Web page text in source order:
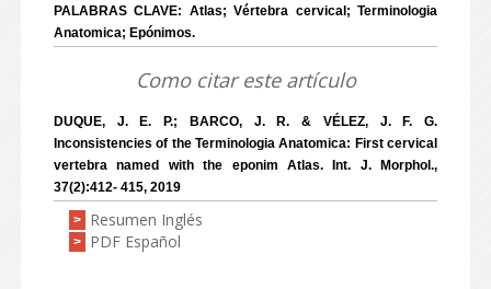
PALABRAS CLAVE: Atlas; Vértebra cervical; Terminologia
Anatomica; Epónimos.
Como citar este artículo
DUQUE, J. E. P.; BARCO, J. R. & VÉLEZ, J. F. G.
Inconsistencies of the Terminologia Anatomica: First cervical
vertebra named with the eponim Atlas. Int. J. Morphol.,
37(2):412- 415, 2019
> Resumen Inglés
> PDF Español